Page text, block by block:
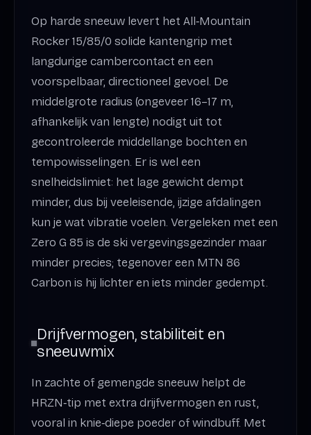
Op harde sneeuw levert het All‑Mountain
Rocker 15/85/0 solide kantengrip met
langdurige cambercontact en een
voorspelbaar, directioneel gevoel. De
middelgrote radius (ongeveer 16–17 m,
afhankelijk van lengte) nodigt uit tot
gecontroleerde middellange bochten en
tempowisselingen. Er is wel een
snelheidslimiet: het lage gewicht dempt
minder, dus bij veeleisende, ijzige afdalingen
kun je wat vibratie voelen. Vergeleken met een
Zero G 85 is de ski vergevingsgezinder maar
minder precies; tegenover een MTN 86
Carbon is hij lichter en iets minder gedempt.
Drijfvermogen, stabiliteit en
sneeuwmix
In zachte of gemengde sneeuw helpt de
HRZN‑tip met extra drijfvermogen en rust,
vooral in knie‑diepe poeder of windbuff. Met